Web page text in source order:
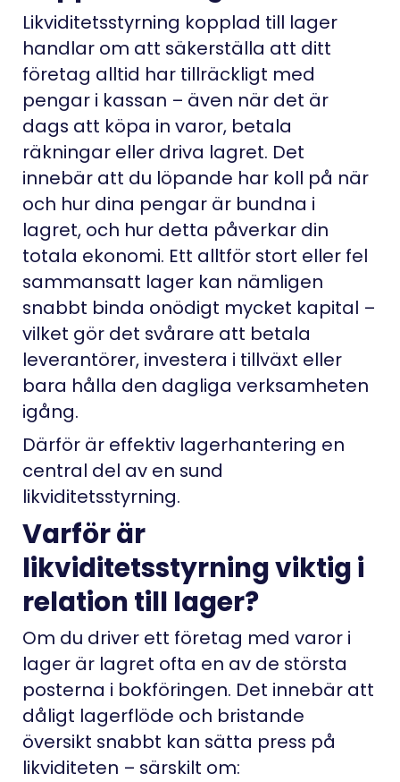
Likviditetsstyrning kopplad till lager
handlar om att säkerställa att ditt
företag alltid har tillräckligt med
pengar i kassan – även när det är
dags att köpa in varor, betala
räkningar eller driva lagret. Det
innebär att du löpande har koll på när
och hur dina pengar är bundna i
lagret, och hur detta påverkar din
totala ekonomi. Ett alltför stort eller fel
sammansatt lager kan nämligen
snabbt binda onödigt mycket kapital –
vilket gör det svårare att betala
leverantörer, investera i tillväxt eller
bara hålla den dagliga verksamheten
igång.
Därför är effektiv lagerhantering en
central del av en sund
likviditetsstyrning.
Varför är
likviditetsstyrning viktig i
relation till lager?
Om du driver ett företag med varor i
lager är lagret ofta en av de största
posterna i bokföringen. Det innebär att
dåligt lagerflöde och bristande
översikt snabbt kan sätta press på
likviditeten – särskilt om: